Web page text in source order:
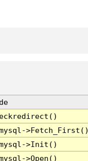
>Init()
>Open()